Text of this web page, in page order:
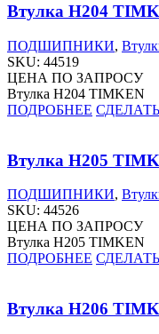
Втулка H204
ПОДШИПНИКИ,
SKU: 44519
ЦЕНА ПО ЗАПРОСУ
Втулка H204 TIMKEN
ПОДРОБНЕЕ
Втулка H205
ПОДШИПНИКИ,
SKU: 44526
ЦЕНА ПО ЗАПРОСУ
Втулка H205 TIMKEN
ПОДРОБНЕЕ
Втулка H206